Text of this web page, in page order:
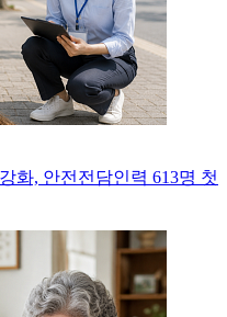
화, 안전전담인력 613명 첫